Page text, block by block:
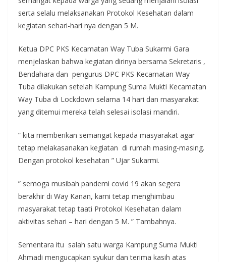
serta selalu melaksanakan Protokol Kesehatan dalam
kegiatan sehari-hari nya dengan 5 M.
Ketua DPC PKS Kecamatan Way Tuba Sukarmi Gara
menjelaskan bahwa kegiatan dirinya bersama Sekretaris ,
Bendahara dan pengurus DPC PKS Kecamatan Way
Tuba dilakukan setelah Kampung Suma Mukti Kecamatan
Way Tuba di Lockdown selama 14 hari dan masyarakat
yang ditemui mereka telah selesai isolasi mandiri.
” kita memberikan semangat kepada masyarakat agar
tetap melakasanakan kegiatan di rumah masing-masing.
Dengan protokol kesehatan ” Ujar Sukarmi.
” semoga musibah pandemi covid 19 akan segera
berakhir di Way Kanan, kami tetap menghimbau
masyarakat tetap taati Protokol Kesehatan dalam
aktivitas sehari – hari dengan 5 M. ” Tambahnya.
Sementara itu salah satu warga Kampung Suma Mukti
Ahmadi mengucapkan syukur dan terima kasih atas